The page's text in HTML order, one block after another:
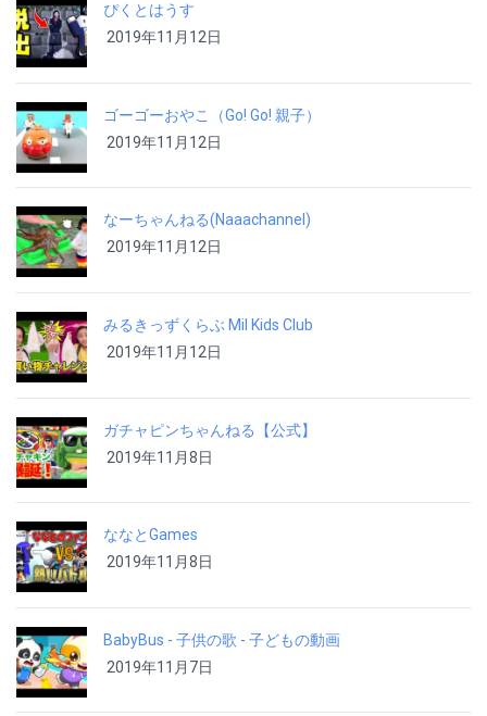
ぴくとはうす
2019年11月12日
ゴーゴーおやこ（Go! Go! 親子）
2019年11月12日
なーちゃんねる(Naaachannel)
2019年11月12日
みるきっずくらぶ Mil Kids Club
2019年11月12日
ガチャピンちゃんねる【公式】
2019年11月8日
ななとGames
2019年11月8日
BabyBus - 子供の歌 - 子どもの動画
2019年11月7日